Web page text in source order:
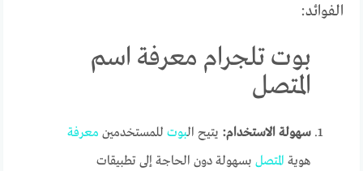
الفوائد:
بوت تلجرام معرفة اسم
المتصل
سهولة الاستخدام: يتيح البوت للمستخدمين معرفة
هوية المتصل بسهولة دون الحاجة إلى تطبيقات